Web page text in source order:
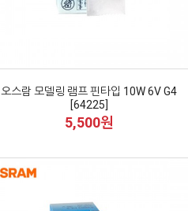
오스람 모델링 램프 핀타입 10W 6V G4
[64225]
5,500원